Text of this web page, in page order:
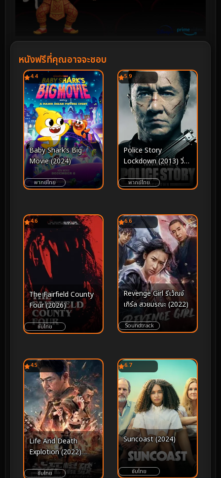
หนังฟรีที่คุณอาจจะชอบ
4.4
Baby Shark’s Big
Movie (2024)
พากย์ไทย
5.9
Police Story
Lockdown (2013) วิ่งสู้
ฟัด 6
พากย์ไทย
4.6
The Fairfield County
Four (2026)
ซับไทย
6.6
Revenge Girl รีเว้ณจ์
เกิร์ล สวยมรณะ (2022)
Soundtrack
4.5
Life And Death
Explotion (2022)
ระเบิดฆ่า ล่าล้างเมือง
ซับไทย
6.7
Suncoast (2024)
ซับไทย